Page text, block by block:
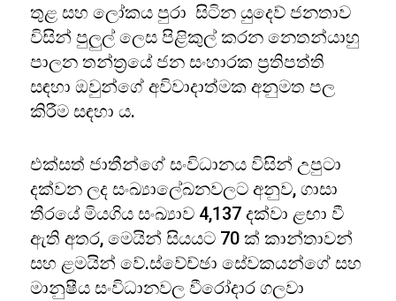
තුළ සහ ලෝකය පුරා සිටින යුදෙව් ජනතාව
විසින් පුලුල් ලෙස පිළිකුල් කරන නෙතන්යාහු
පාලන තන්ත්‍රයේ ජන සංහාරක ප්‍රතිපත්ති
සඳහා ඔවුන්ගේ අවිවාදාත්මක අනුමත පල
කිරීම සඳහා ය.
එක්සත් ජාතීන්ගේ සංවිධානය විසින් උපුටා
දක්වන ලද සංඛ්‍යාලේඛනවලට අනුව, ගාසා
තීරයේ මියගිය සංඛ්‍යාව 4,137 දක්වා ළඟා වී
ඇති අතර, මෙයින් සියයට 70 ක් කාන්තාවන්
සහ ළමයින් වේ.ස්වේච්ඡා සේවකයන්ගේ සහ
මානුෂීය සංවිධානවල වීරෝදාර ගලවා